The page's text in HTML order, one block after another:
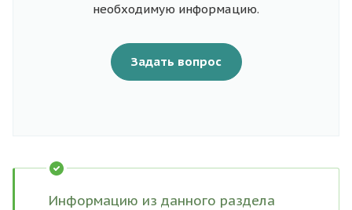
необходимую информацию.
Задать вопрос
Информацию из данного раздела